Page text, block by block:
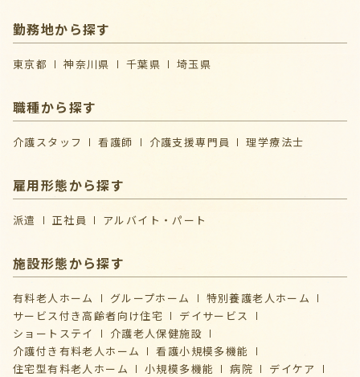
勤務地から探す
東京都 神奈川県 千葉県 埼玉県
職種から探す
介護スタッフ 看護師 介護支援専門員 理学療法士
雇用形態から探す
派遣 正社員 アルバイト・パート
施設形態から探す
有料老人ホーム グループホーム
特別養護老人ホーム
サービス付き高齢者向け住宅
デイサービス
ショートステイ
介護⽼⼈保健施設
介護付き有料老人ホーム
看護小規模多機能
住宅型有料老人ホーム
小規模多機能 病院
デイケア